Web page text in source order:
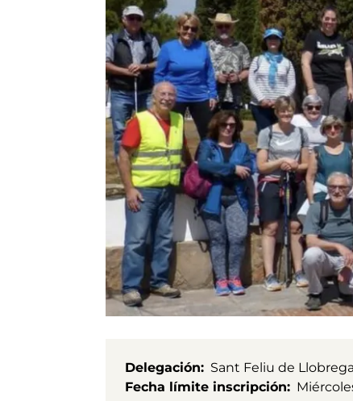
Delegación
Sant Feliu de
Fecha límite inscripción